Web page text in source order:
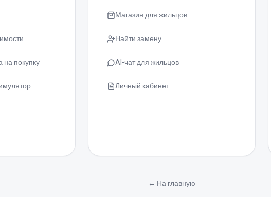
на покупку
Магазин для жильцов
Найти замену
AI-чат для жильцов
Личный кабинет
← На главную